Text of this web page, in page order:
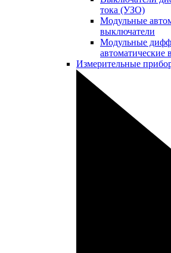
тока (УЗО)
Модульные
выключатели
Модульные
автоматические
Измерительные